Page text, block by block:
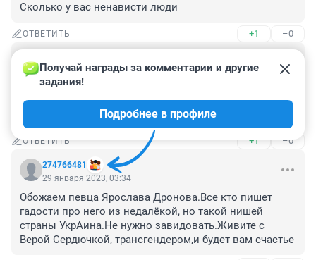
Сколько у вас ненависти люди
ОТВЕТИТЬ +1 –0
29 января 2023, 16:36
Люди, вы Просто завидуете, и отсюда злоба.
На его месте любой бы зарабатывал деньги. Разве не
ОТВЕТИТЬ +1 –0
274766481
Получай награды за комментарии и другие
задания!
Подробнее в профиле
29 января 2023, 03:34
Обожаем певца Ярослава Дронова.Все кто пишет
гадости про него из недалёкой, но такой нишей
страны УкрАина.Не нужно завидовать.Живите с
Верой Сердючкой, трансгендером,и будет вам счастье